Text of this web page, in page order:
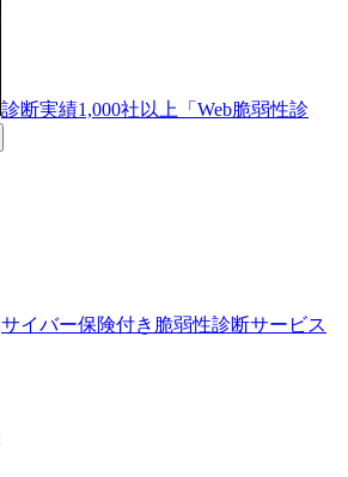
診断実績1,000社以上「Web脆弱性診
サイバー保険付き脆弱性診断サービス